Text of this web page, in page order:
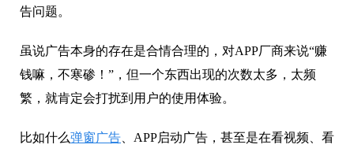
告问题。
虽说广告本身的存在是合情合理的，对APP厂商来说“赚
钱嘛，不寒碜！”，但一个东西出现的次数太多，太频
繁，就肯定会打扰到用户的使用体验。
比如什么弹窗广告 、APP启动广告，甚至是在看视频、看